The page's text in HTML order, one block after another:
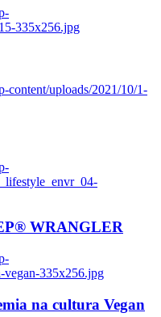
335x256.jpg
content/uploads/2021/10/1-
WRANGLER
vegan-335x256.jpg
na cultura Vegan